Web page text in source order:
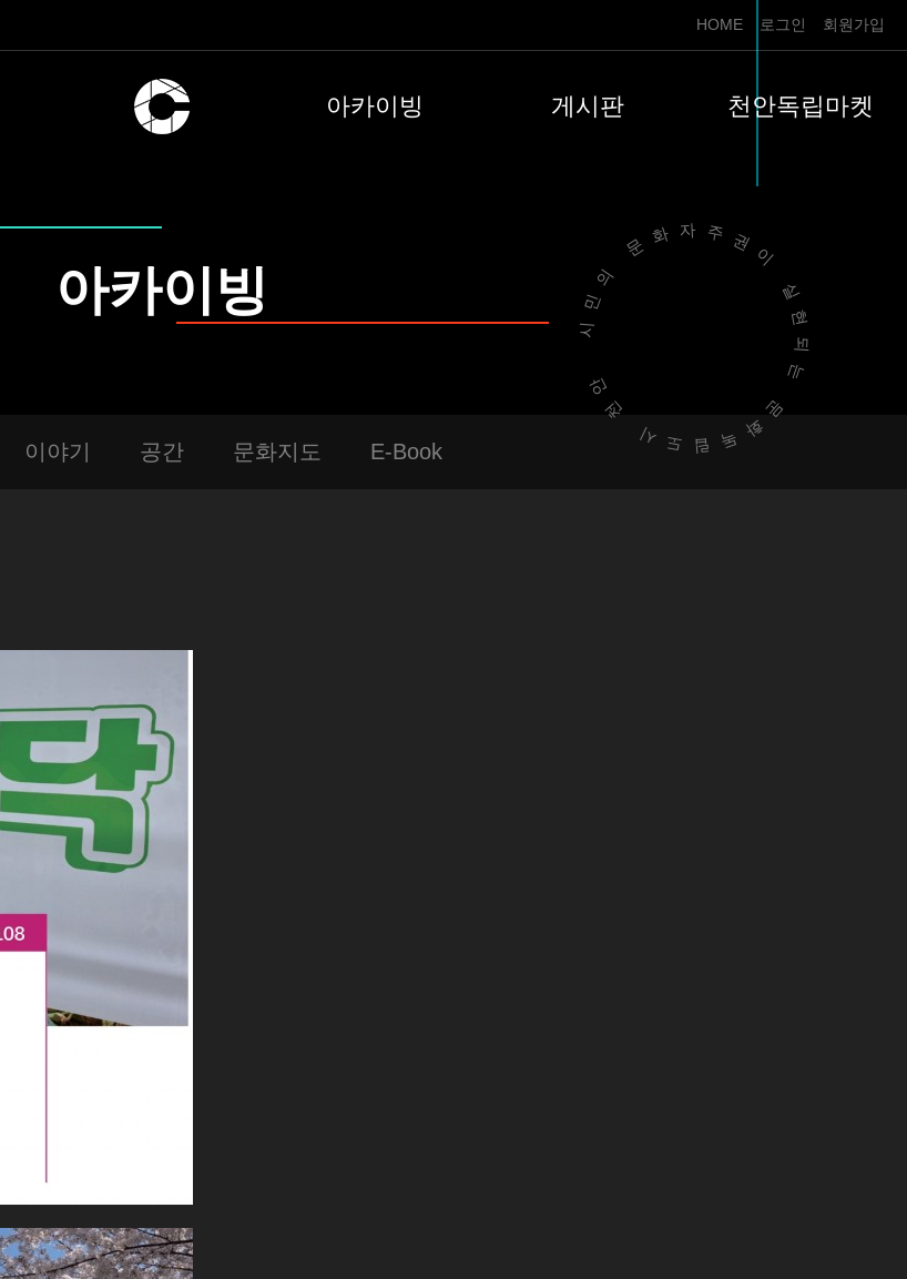
HOME 로그인 회원가입
아카이빙 게시판 천안독립마켓
아카이빙 시민의 문화자주권이 실현되는
문화독립도시 천안
이야기 공간 문화지도 E-Book